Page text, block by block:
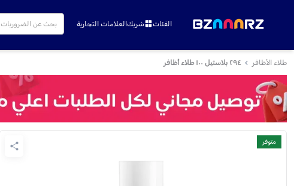
الفئات شريكالعلامات التجارية
طلاء الأظافر ٢٩٤ بلاستيل ١٠٠ طلاء أظافر
متوفر